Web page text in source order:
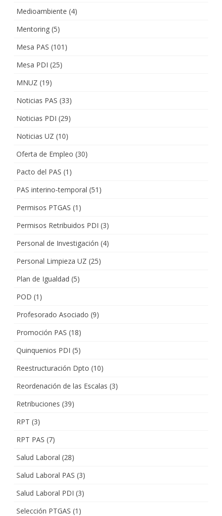
Medioambiente (4)
Mentoring (5)
Mesa PAS (101)
Mesa PDI (25)
MNUZ (19)
Noticias PAS (33)
Noticias PDI (29)
Noticias UZ (10)
Oferta de Empleo (30)
Pacto del PAS (1)
PAS interino-temporal (51)
Permisos PTGAS (1)
Permisos Retribuidos PDI (3)
Personal de Investigación (4)
Personal Limpieza UZ (25)
Plan de Igualdad (5)
POD (1)
Profesorado Asociado (9)
Promoción PAS (18)
Quinquenios PDI (5)
Reestructuración Dpto (10)
Reordenación de las Escalas (3)
Retribuciones (39)
RPT (3)
RPT PAS (7)
Salud Laboral (28)
Salud Laboral PAS (3)
Salud Laboral PDI (3)
Selección PTGAS (1)